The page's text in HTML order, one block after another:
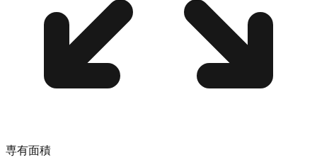
専有面積